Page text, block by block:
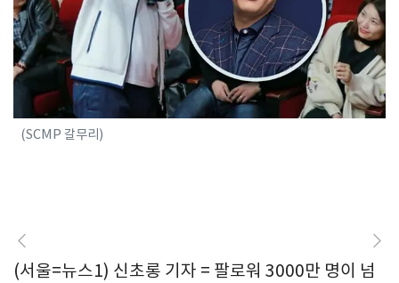
(SCMP 갈무리)
(서울=뉴스1) 신초롱 기자 = 팔로워 3000만 명이 넘